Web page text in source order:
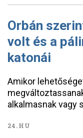
Orbán
volt és a
katonái
Amikor
alkalmasnak vagy
24.HU